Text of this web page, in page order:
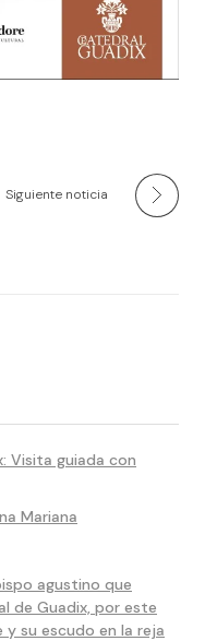
Siguiente noticia
Visita guiada con
Mariana
agustino que
de Guadix, por este
su escudo en la reja